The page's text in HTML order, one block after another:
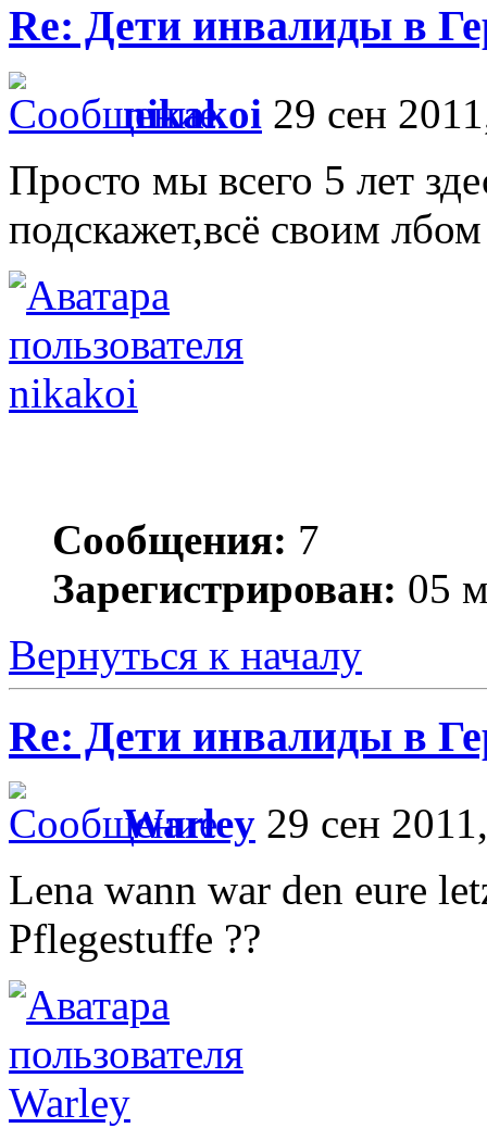
Re: Дети инвалиды в
nikakoi 29 сен
Просто мы всего 5 лет
подскажет,всё своим
nikakoi
Сообщения: 7
Зарегистрирован: 05
Вернуться к началу
Re: Дети инвалиды в
Warley 29 сен
Lena wann war den eure
Pflegestuffe ??
Warley